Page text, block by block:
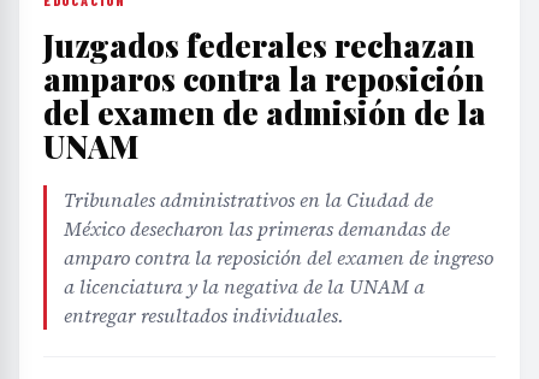
Juzgados federales rechazan
amparos contra la reposición
del examen de admisión de la
UNAM
Tribunales administrativos en la Ciudad de
México desecharon las primeras demandas de
amparo contra la reposición del examen de ingreso
a licenciatura y la negativa de la UNAM a
entregar resultados individuales.